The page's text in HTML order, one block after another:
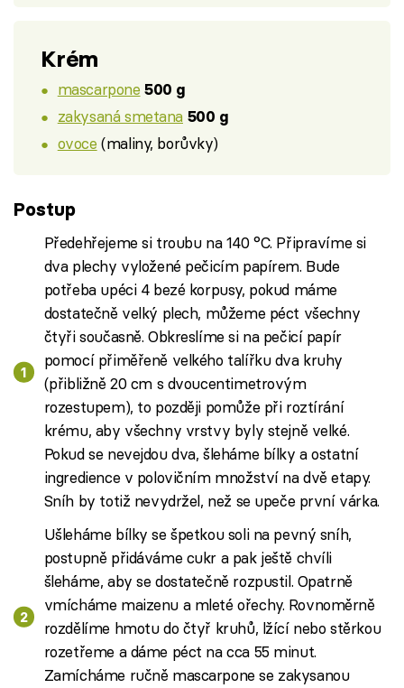
Krém
mascarpone 500 g
zakysaná smetana 500 g
ovoce (maliny, borůvky)
Postup
Předehřejeme si troubu na 140 °C. Připravíme si
dva plechy vyložené pečicím papírem. Bude
potřeba upéci 4 bezé korpusy, pokud máme
dostatečně velký plech, můžeme péct všechny
čtyři současně. Obkreslíme si na pečicí papír
pomocí přiměřeně velkého talířku dva kruhy
(přibližně 20 cm s dvoucentimetrovým
rozestupem), to později pomůže při roztírání
krému, aby všechny vrstvy byly stejně velké.
Pokud se nevejdou dva, šleháme bílky a ostatní
ingredience v polovičním množství na dvě etapy.
Sníh by totiž nevydržel, než se upeče první várka.
Ušleháme bílky se špetkou soli na pevný sníh,
postupně přidáváme cukr a pak ještě chvíli
šleháme, aby se dostatečně rozpustil. Opatrně
vmícháme maizenu a mleté ořechy. Rovnoměrně
rozdělíme hmotu do čtyř kruhů, lžící nebo stěrkou
rozetřeme a dáme péct na cca 55 minut.
Zamícháme ručně mascarpone se zakysanou